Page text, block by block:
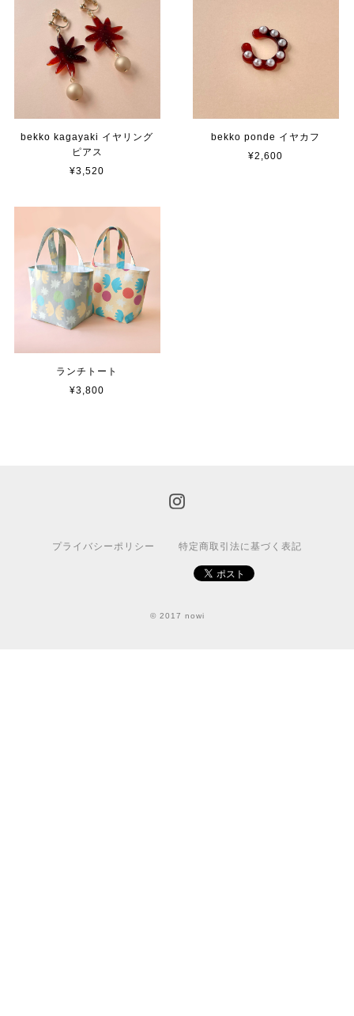
bekko kagayaki イヤリング
ピアス
¥3,520
bekko ponde イヤカフ
¥2,600
ランチトート
¥3,800
プライバシーポリシー 特定商取引法に基づく表記
© 2017 nowi